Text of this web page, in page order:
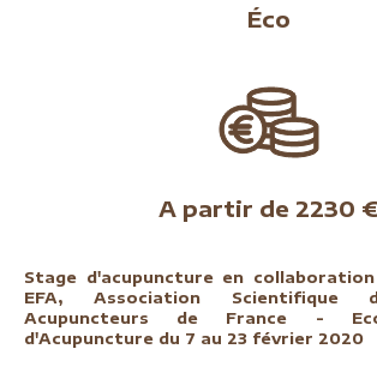
Éco
A partir de 2230 €
Stage d'acupuncture en collaboration
EFA, Association Scientifique
Acupuncteurs de France -
d'Acupuncture du 7 au 23 février 2020